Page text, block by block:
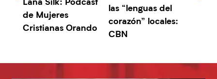
de Mujeres
Cristianas Orando
las “lenguas del
corazón” locales:
CBN